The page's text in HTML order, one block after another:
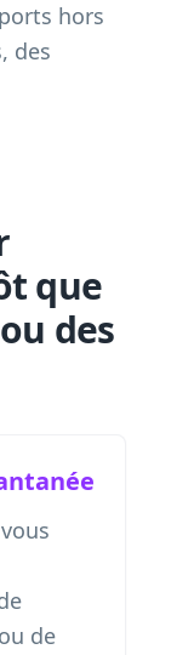
hors
des
que
des
de